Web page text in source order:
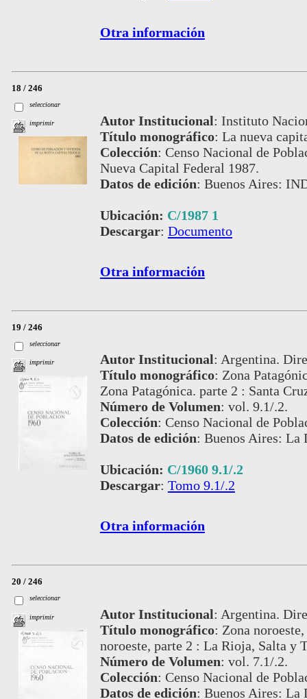
Otra información
18 / 246
seleccionar
imprimir Autor Institucional: Instituto
Título monográfico: La nueva
Colección: Censo Nacional de
Nueva Capital Federal 1987.
Datos de edición: Buenos Aires:
Ubicación: C/1987 1
Descargar: Documento
Otra información
19 / 246
seleccionar
imprimir Autor Institucional: Argentina.
Título monográfico: Zona
Zona Patagónica. parte 2 : Santa
Número de Volumen: vol. 9.1/.2.
Colección: Censo Nacional de
Datos de edición: Buenos Aires: La
Ubicación: C/1960 9.1/.2
Descargar: Tomo 9.1/.2
Otra información
20 / 246
seleccionar
imprimir Autor Institucional: Argentina.
Título monográfico: Zona
noroeste, parte 2 : La Rioja, Salta y
Número de Volumen: vol. 7.1/.2.
Colección: Censo Nacional de
Datos de edición: Buenos Aires: La